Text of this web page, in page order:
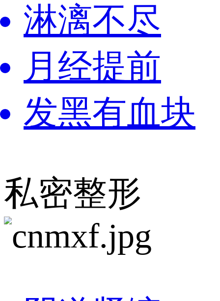
淋漓不尽
月经提前
发黑有血块
私密整形